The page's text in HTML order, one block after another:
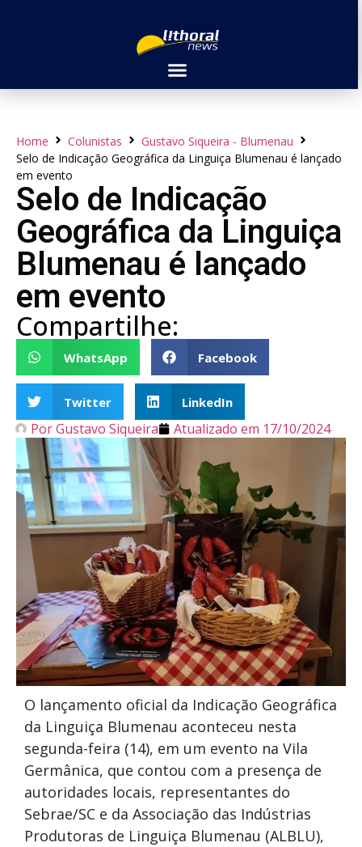
Home Colunistas
Gustavo Siqueira - Blumenau
Selo de Indicação Geográfica da Linguiça Blumenau é lançado
em evento
Selo de Indicação
Geográfica da Linguiça
Blumenau é lançado
em evento
Compartilhe:
WhatsApp Facebook
Twitter LinkedIn
PorGustavo Siqueira Atualizado em 17/10/2024
O lançamento oficial da Indicação Geográfica
da Linguiça Blumenau aconteceu nesta
segunda-feira (14), em um evento na Vila
Germânica, que contou com a presença de
autoridades locais, representantes do
Sebrae/SC e da Associação das Indústrias
Produtoras de Linguiça Blumenau (ALBLU),